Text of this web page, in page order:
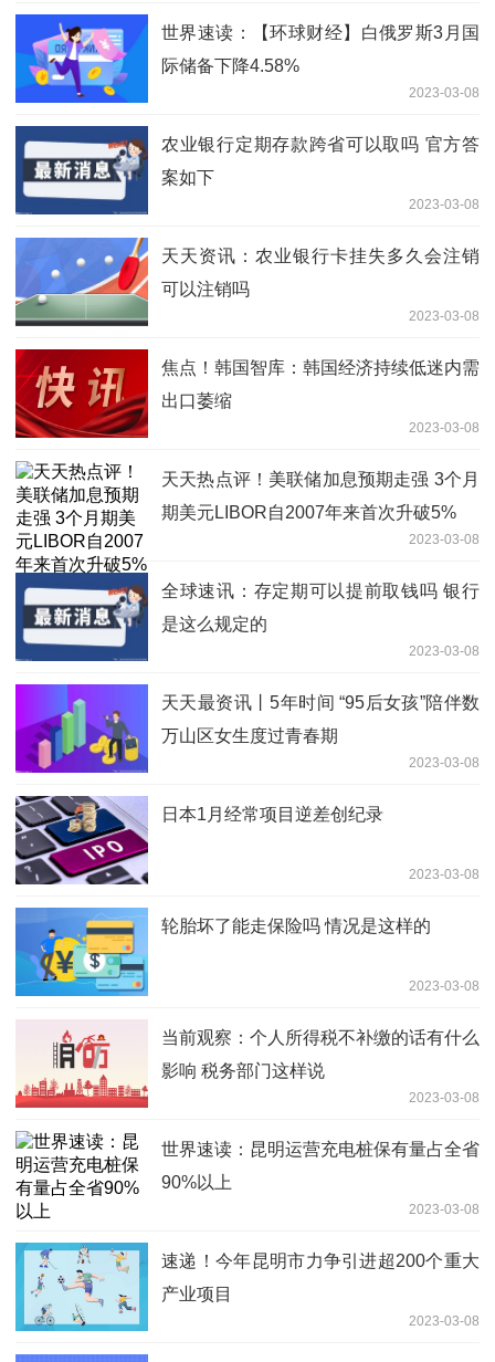
世界速读：【环球财经】白俄罗斯3月国
际储备下降4.58%
2023-03-08
农业银行定期存款跨省可以取吗 官方答
案如下
2023-03-08
天天资讯：农业银行卡挂失多久会注销
可以注销吗
2023-03-08
焦点！韩国智库：韩国经济持续低迷内需
出口萎缩
2023-03-08
天天热点评！美联储加息预期走强 3个月
期美元LIBOR自2007年来首次升破5%
2023-03-08
全球速讯：存定期可以提前取钱吗 银行
是这么规定的
2023-03-08
天天最资讯丨5年时间 “95后女孩”陪伴数
万山区女生度过青春期
2023-03-08
日本1月经常项目逆差创纪录
2023-03-08
轮胎坏了能走保险吗 情况是这样的
2023-03-08
当前观察：个人所得税不补缴的话有什么
影响 税务部门这样说
2023-03-08
世界速读：昆明运营充电桩保有量占全省
90%以上
2023-03-08
速递！今年昆明市力争引进超200个重大
产业项目
2023-03-08